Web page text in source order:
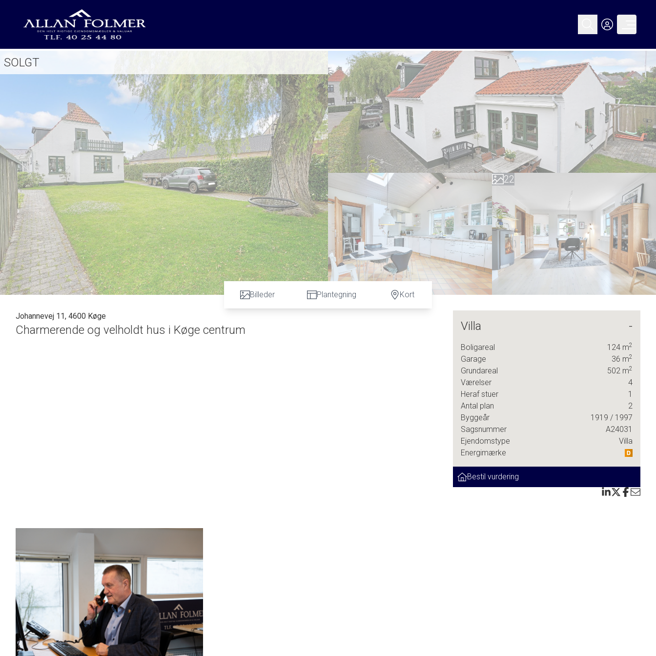
SOLGT
0
1
2
5
6
7
8
9
0
1
2
5
6
7
8
9
Billeder Plantegning Kort
Johannevej 11, 4600 Køge
Charmerende og velholdt hus i Køge centrum
bad.
Oppe på 1. sal venter to dejlige værelser, der bare venter på at blive indrettet efter din stil. Der er også et fint badeværelse
heroppe, så du har alt, hvad du behøver, inden for rækkevidde.
Men vi er ikke færdige endnu. Udenfor finder du en god, solrig terrasse, hvor du kan nyde sommeren med grillhygge og kolde
drikkevarer. Og så er der også en god garage med praktisk indrettet værksted.
Villa -
Boligareal 124 m2
Garage 36 m2
Grundareal 502 m2
Værelser
4
Heraf stuer
1
Antal plan
2
Byggeår
1919 / 1997
Sagsnummer
A24031
Ejendomstype
Villa
Energimærke
Bestil vurdering